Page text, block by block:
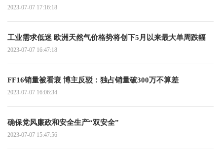
2023-07-07 17:16:18
工业需求低迷 欧洲天然气价格势将创下5月以来最大单周跌幅
2023-07-07 16:47:18
FF16销量被看衰 博主反驳：独占销量破300万不算差
2023-07-07 16:06:34
确保党风廉政和安全生产“双安全”
2023-07-07 15:47:56